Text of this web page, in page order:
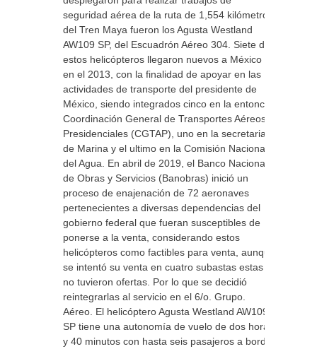
seguridad aérea de la ruta de 1,554 kilómetros
del Tren Maya fueron los Agusta Westland
AW109 SP, del Escuadrón Aéreo 304. Siete de
estos helicópteros llegaron nuevos a México
en el 2013, con la finalidad de apoyar en las
actividades de transporte del presidente de
México, siendo integrados cinco en la entonces
Coordinación General de Transportes Aéreos
Presidenciales (CGTAP), uno en la secretaria
de Marina y el ultimo en la Comisión Nacional
del Agua. En abril de 2019, el Banco Nacional
de Obras y Servicios (Banobras) inició un
proceso de enajenación de 72 aeronaves
pertenecientes a diversas dependencias del
gobierno federal que fueran susceptibles de
ponerse a la venta, considerando estos
helicópteros como factibles para venta, aunque
se intentó su venta en cuatro subastas estas
no tuvieron ofertas. Por lo que se decidió
reintegrarlas al servicio en el 6/o. Grupo.
Aéreo. El helicóptero Agusta Westland AW109
SP tiene una autonomía de vuelo de dos horas
y 40 minutos con hasta seis pasajeros a bordo,